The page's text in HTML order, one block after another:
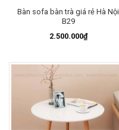
Bàn sofa bàn trà giá rẻ Hà Nội
B29
2.500.000₫